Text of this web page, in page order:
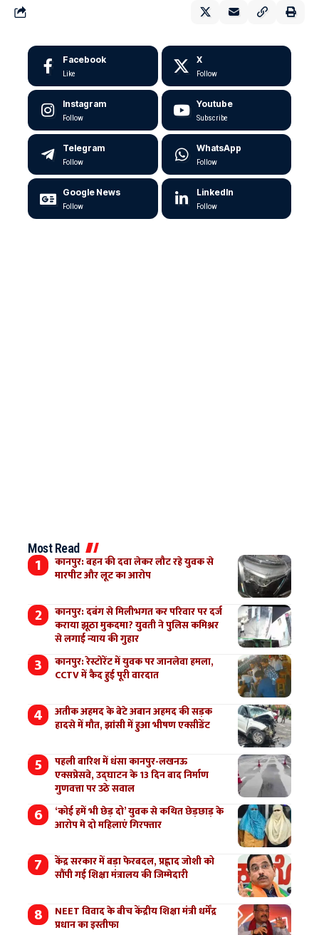
Facebook
Like
X
Follow
Instagram
Follow
Youtube
Subscribe
Telegram
Follow
WhatsApp
Follow
Google News
Follow
LinkedIn
Follow
Most Read
कानपुर: बहन की दवा लेकर लौट रहे युवक से
मारपीट और लूट का आरोप
कानपुर: दबंग से मिलीभगत कर परिवार पर दर्ज
कराया झूठा मुकदमा? युवती ने पुलिस कमिश्नर
से लगाई न्याय की गुहार
कानपुर: रेस्टोरेंट में युवक पर जानलेवा हमला,
CCTV में कैद हुई पूरी वारदात
अतीक अहमद के बेटे अबान अहमद की सड़क
हादसे में मौत, झांसी में हुआ भीषण एक्सीडेंट
पहली बारिश में धंसा कानपुर-लखनऊ
एक्सप्रेसवे, उद्घाटन के 13 दिन बाद निर्माण
गुणवत्ता पर उठे सवाल
‘कोई हमें भी छेड़ दो’ युवक से कथित छेड़छाड़ के
आरोप मे दो महिलाएं गिरफ्तार
केंद्र सरकार में बड़ा फेरबदल, प्रह्लाद जोशी को
सौंपी गई शिक्षा मंत्रालय की जिम्मेदारी
NEET विवाद के बीच केंद्रीय शिक्षा मंत्री धर्मेंद्र
प्रधान का इस्तीफा